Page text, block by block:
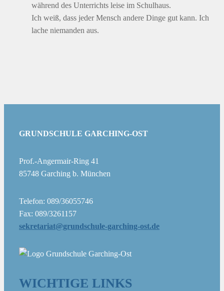
während des Unterrichts leise im Schulhaus.
Ich weiß, dass jeder Mensch andere Dinge gut kann. Ich
lache niemanden aus.
GRUNDSCHULE GARCHING-OST
Prof.-Angermair-Ring 41
85748 Garching b. München
Telefon: 089/36055746
Fax: 089/3261157
sekretariat@grundschule-garching-ost.de
WICHTIGE LINKS